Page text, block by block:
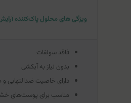
ویژگی های محلول پاک‌کننده
فاقد سولفات
بدون نیاز به آبکشی
دارای خاصیت ضدالتهابی
مناسب برای پوست‌های